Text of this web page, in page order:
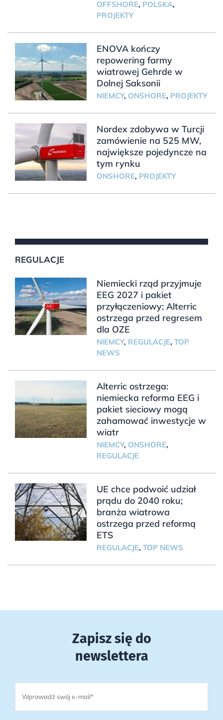
OFFSHORE, POLSKA,
PROJEKTY
ENOVA kończy
repowering farmy
wiatrowej Gehrde w
Dolnej Saksonii
NIEMCY, ONSHORE, PROJEKTY
Nordex zdobywa w Turcji
zamówienie na 525 MW,
największe pojedyncze na
tym rynku
ONSHORE, PROJEKTY
REGULACJE
Niemiecki rząd przyjmuje
EEG 2027 i pakiet
przyłączeniowy; Alterric
ostrzega przed regresem
dla OZE
NIEMCY, REGULACJE, TOP
NEWS
Alterric ostrzega:
niemiecka reforma EEG i
pakiet sieciowy mogą
zahamować inwestycje w
wiatr
NIEMCY, ONSHORE,
REGULACJE
UE chce podwoić udział
prądu do 2040 roku;
branża wiatrowa
ostrzega przed reformą
ETS
REGULACJE, TOP NEWS
Zapisz się do
newslettera